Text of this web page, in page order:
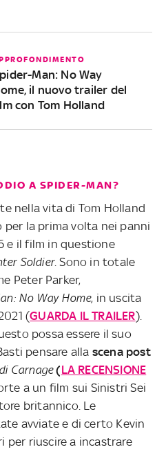
Man: No Way
il nuovo trailer del
con Tom Holland
A SPIDER-MAN?
nella vita di Tom Holland
la prima volta nei panni
e il film in questione
Soldier. Sono in totale
Peter Parker,
No Way Home, in uscita
(GUARDA IL TRAILER).
possa essere il suo
pensare alla scena post
Carnage(LA RECENSIONE
a un film sui Sinistri Sei
britannico. Le
avviate e di certo Kevin
per riuscire a incastrare